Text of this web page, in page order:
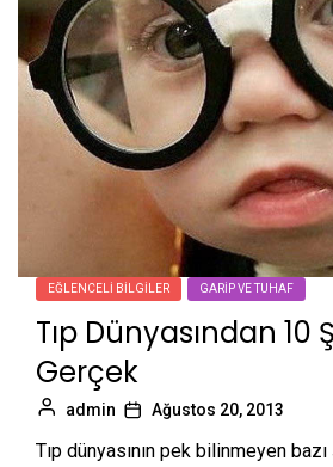
EĞLENCELI BILGILER GARIP VE TUHAF
Tıp Dünyasından 10
Gerçek
admin Ağustos 20, 2013
Tıp dünyasının pek bilinmeyen